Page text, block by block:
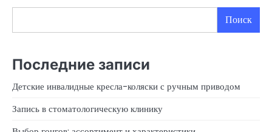
Поиск
Последние записи
Детские инвалидные кресла-коляски с ручным приводом
Запись в стоматологическую клинику